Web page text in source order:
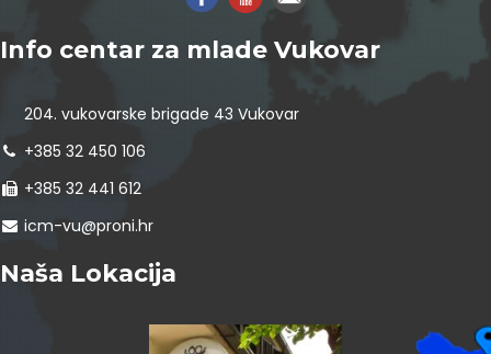
Info centar za mlade Vukovar
204. vukovarske brigade 43 Vukovar
+385 32 450 106
+385 32 441 612
icm-vu@proni.hr
Naša Lokacija